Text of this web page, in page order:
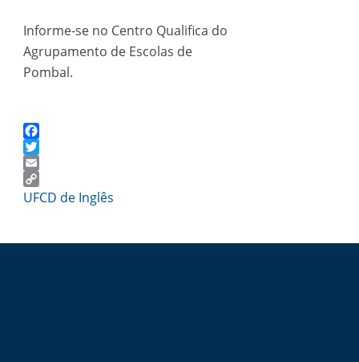
Informe-se no Centro Qualifica do
Agrupamento de Escolas de
Pombal.
Facebook
Twitter
Email
Copy
UFCD de Inglês